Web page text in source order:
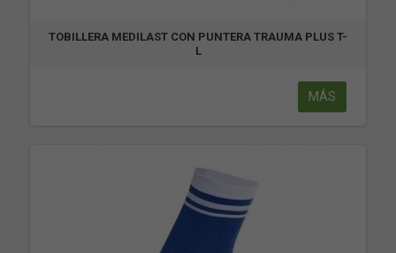
TOBILLERA MEDILAST CON PUNTERA TRAUMA PLUS T-
L
MÁS